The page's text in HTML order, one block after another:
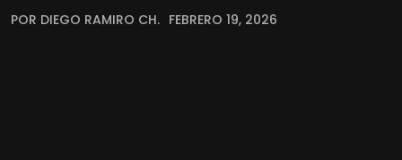
POR DIEGO RAMIRO CH. FEBRERO 19, 2026